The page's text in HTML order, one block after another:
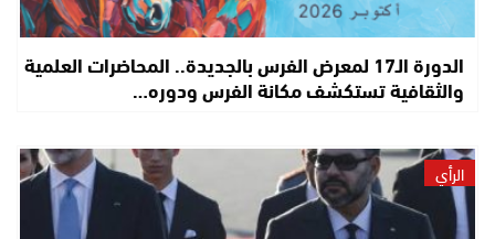
الدورة الـ17 لمعرض الفرس بالجديدة.. المحاضرات العلمية
والثقافية تستكشف مكانة الفرس ودوره…
الرأي